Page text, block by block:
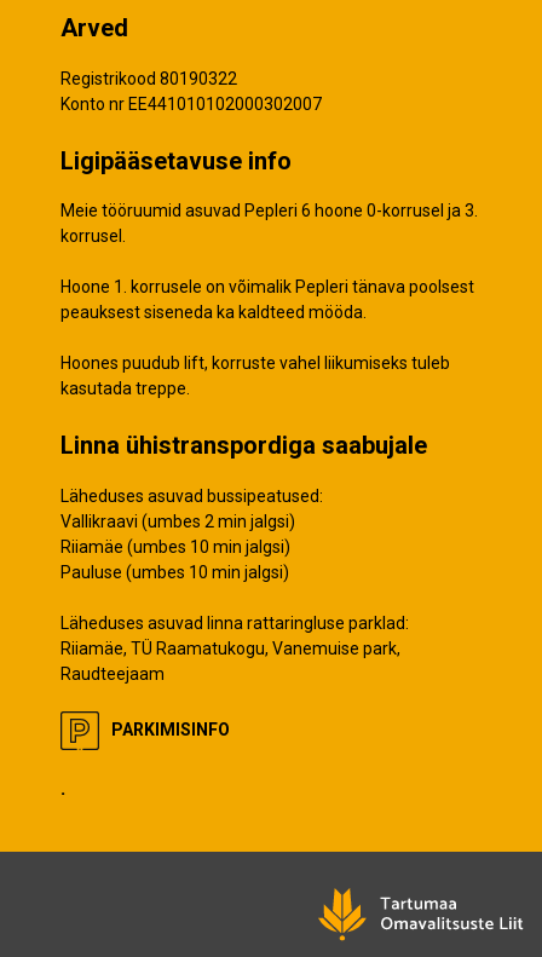
Arved
Registrikood 80190322
Konto nr EE441010102000302007
Ligipääsetavuse info
Meie tööruumid asuvad Pepleri 6 hoone 0-korrusel ja 3.
korrusel.
Hoone 1. korrusele on võimalik Pepleri tänava poolsest
peauksest siseneda ka kaldteed mööda.
Hoones puudub lift, korruste vahel liikumiseks tuleb
kasutada treppe.
Linna ühistranspordiga saabujale
Läheduses asuvad bussipeatused:
Vallikraavi (umbes 2 min jalgsi)
Riiamäe (umbes 10 min jalgsi)
Pauluse (umbes 10 min jalgsi)
Läheduses asuvad linna rattaringluse parklad:
Riiamäe, TÜ Raamatukogu, Vanemuise park,
Raudteejaam
PARKIMISINFO
.